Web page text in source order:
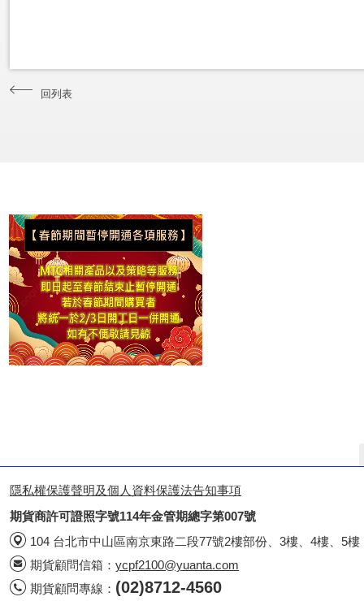
回列表
隱私權保護聲明及個人資料保護法告知事項
期貨商許可證照字號114年金管期總字第007號
104 台北市中山區南京東路二段77號2樓部份、3樓、4樓、5樓
期貨顧問信箱： ycpf2100@yuanta.com
期貨顧問專線： (02)8712-4560